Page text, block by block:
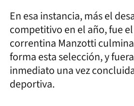
En esa instancia, más el
competitivo en el año, fue
correntina Manzotti
forma esta selección, y
inmediato una vez
deportiva.